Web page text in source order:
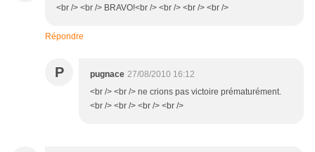
<br /> <br /> BRAVO!<br /> <br /> <br /> <br />
Répondre
P pugnace 27/08/2010 16:12
<br /> <br /> ne crions pas victoire prématurément.
<br /> <br /> <br /> <br />